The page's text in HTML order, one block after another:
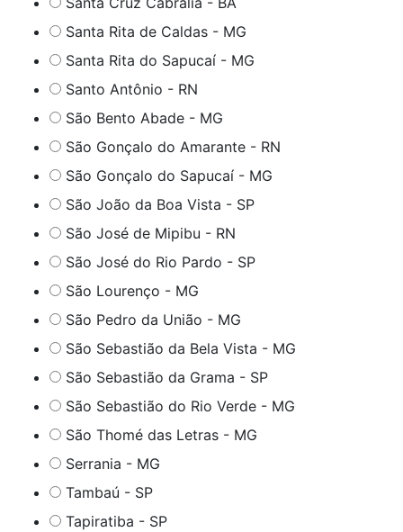
Santa Rita de Caldas - MG
Santa Rita do Sapucaí - MG
Santo Antônio - RN
São Bento Abade - MG
São Gonçalo do Amarante - RN
São Gonçalo do Sapucaí - MG
São João da Boa Vista - SP
São José de Mipibu - RN
São José do Rio Pardo - SP
São Lourenço - MG
São Pedro da União - MG
São Sebastião da Bela Vista - MG
São Sebastião da Grama - SP
São Sebastião do Rio Verde - MG
São Thomé das Letras - MG
Serrania - MG
Tambaú - SP
Tapiratiba - SP